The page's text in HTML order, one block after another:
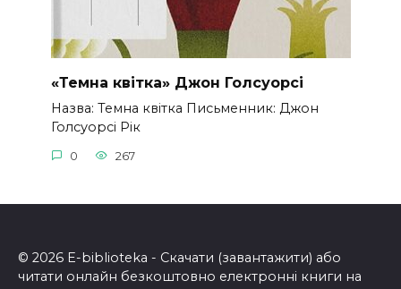
«Темна квітка» Джон Голсуорсі
Назва: Темна квітка Письменник: Джон
Голсуорсі Рік
0 267
© 2026 E-biblioteka - Скачати (завантажити) або
читати онлайн безкоштовно електронні книги на